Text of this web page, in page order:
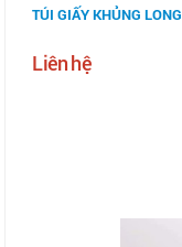
TÚI GIẤY KHỦNG LONG
Liên hệ